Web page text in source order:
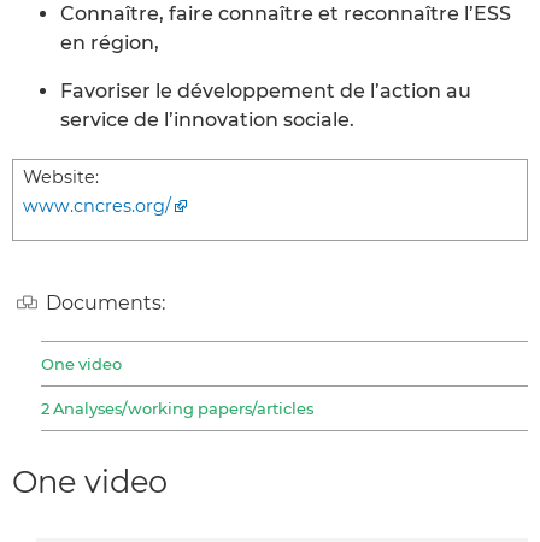
Connaître, faire connaître et reconnaître l’ESS
en région,
Favoriser le développement de l’action au
service de l’innovation sociale.
Website:
www.cncres.org/
Documents:
One video
2 Analyses/working papers/articles
One video